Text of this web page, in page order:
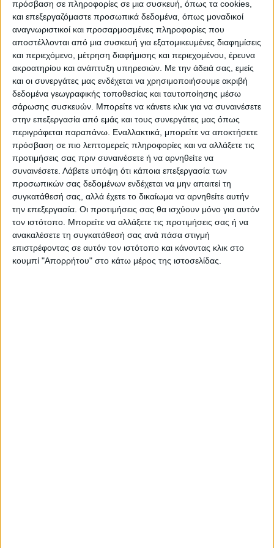
πρόσβαση σε πληροφορίες σε μια συσκευή, όπως τα cookies,
και επεξεργαζόμαστε προσωπικά δεδομένα, όπως μοναδικοί
αναγνωριστικοί και προσαρμοσμένες πληροφορίες που
αποστέλλονται από μια συσκευή για εξατομικευμένες διαφημίσεις
και περιεχόμενο, μέτρηση διαφήμισης και περιεχομένου, έρευνα
ακροατηρίου και ανάπτυξη υπηρεσιών. Με την άδειά σας, εμείς
και οι συνεργάτες μας ενδέχεται να χρησιμοποιήσουμε ακριβή
δεδομένα γεωγραφικής τοποθεσίας και ταυτοποίησης μέσω
σάρωσης συσκευών. Μπορείτε να κάνετε κλικ για να συναινέσετε
στην επεξεργασία από εμάς και τους συνεργάτες μας όπως
περιγράφεται παραπάνω. Εναλλακτικά, μπορείτε να αποκτήσετε
πρόσβαση σε πιο λεπτομερείς πληροφορίες και να αλλάξετε τις
προτιμήσεις σας πριν συναινέσετε ή να αρνηθείτε να
συναινέσετε. Λάβετε υπόψη ότι κάποια επεξεργασία των
προσωπικών σας δεδομένων ενδέχεται να μην απαιτεί τη
συγκατάθεσή σας, αλλά έχετε το δικαίωμα να αρνηθείτε αυτήν
την επεξεργασία. Οι προτιμήσεις σας θα ισχύουν μόνο για αυτόν
τον ιστότοπο. Μπορείτε να αλλάξετε τις προτιμήσεις σας ή να
ανακαλέσετε τη συγκατάθεσή σας ανά πάσα στιγμή
επιστρέφοντας σε αυτόν τον ιστότοπο και κάνοντας κλικ στο
κουμπί "Απορρήτου" στο κάτω μέρος της ιστοσελίδας.
κάθε περιοχής, της κάθε περιφέρειας, της
κάθε πόλης.
Σ’ ό,τι έχει να κάνει με τη γειτονιά μας, τη
Θεσσαλία δηλαδή, η Λάρισα βρίσκεται στην
20η θέση, η Μαγνησία στην 25η και τα
Τρίκαλα στην 42η. Δεν τους φτάνουμε,
δηλαδή ούτε με συνεχόμενες… νίκες μέσα
έξω!
Και πάμε στο ερώτημα:Γιατί όλα αυτά;
Πως και γιατί φθάσαμε στο σημείο να
είμαστε ουραγοί στη Θεσσαλία και πάμε…
δυνατά να καταλάβουμε και την τελευταία
θέση σε όλη την Ελλάδα;
Την απάντηση καλούνται να μας τη δώσουν